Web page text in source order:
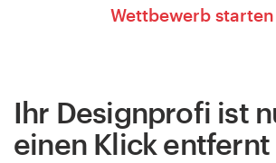
Wettbewerb starten
Ihr Designprofi ist
einen Klick entfernt
Hilfebereich